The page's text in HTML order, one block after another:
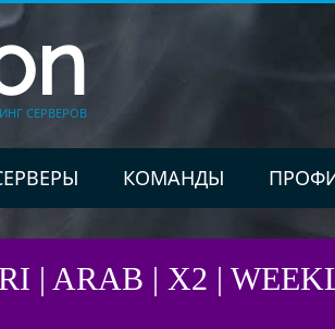
СЕРВЕРОВ
КОМАНДЫ
| ARAB | X2 |